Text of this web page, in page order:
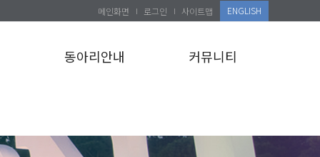
메인화면 로그인 사이트맵 ENGLISH
동아리안내 커뮤니티